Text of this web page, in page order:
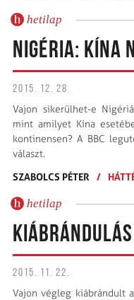
hetilap
NIGÉRIA: KÍNA
2015. 12. 28.
Vajon sikerülhet-e
mint amilyet Kína
kontinensen? A BBC
választ.
SZABOLCS PÉTER
/
hetilap
KIÁBRÁNDULÁS
2015. 11. 22.
Vajon végleg kiábrándult